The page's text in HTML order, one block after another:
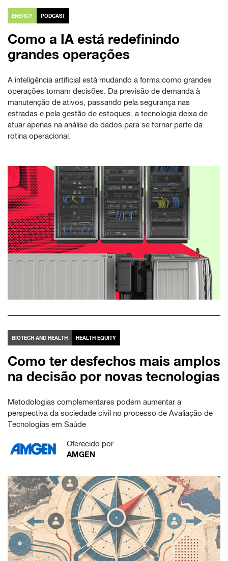
ENERGY PODCAST
Como a IA está redefinindo
grandes operações
A inteligência artificial está mudando a forma como grandes
operações tomam decisões. Da previsão de demanda à
manutenção de ativos, passando pela segurança nas
estradas e pela gestão de estoques, a tecnologia deixa de
atuar apenas na análise de dados para se tornar parte da
rotina operacional.
BIOTECH AND HEALTH HEALTH EQUITY
Como ter desfechos mais amplos
na decisão por novas tecnologias
Metodologias complementares podem aumentar a
perspectiva da sociedade civil no processo de Avaliação de
Tecnologias em Saúde
Oferecido por
AMGEN